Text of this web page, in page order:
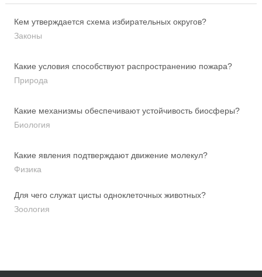
Кем утверждается схема избирательных округов?
Законы
Какие условия способствуют распространению пожара?
Природа
Какие механизмы обеспечивают устойчивость биосферы?
Биология
Какие явления подтверждают движение молекул?
Физика
Для чего служат цисты одноклеточных животных?
Зоология